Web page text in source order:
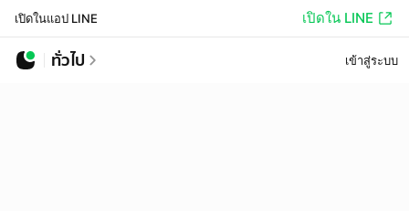
เปิดในแอป LINE เปิดใน LINE
ทั่วไป เข้าสู่ระบบ